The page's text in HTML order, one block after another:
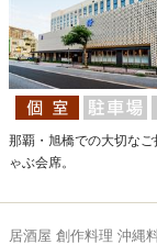
那覇・旭橋での大切な
ゃぶ会席。
居酒屋 創作料理 沖縄